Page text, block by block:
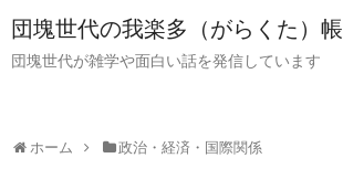
団塊世代の我楽多（がらくた）帳
団塊世代が雑学や面白い話を発信しています
ホーム 政治・経済・国際関係